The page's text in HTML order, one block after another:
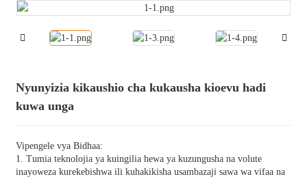
Nyunyizia kikaushio cha kukausha kioevu hadi
kuwa unga
Vipengele vya Bidhaa:
1. Tumia teknolojia ya kuingilia hewa ya kuzungusha na volute
inayoweza kurekebishwa ili kuhakikisha usambazaji sawa wa vifaa na